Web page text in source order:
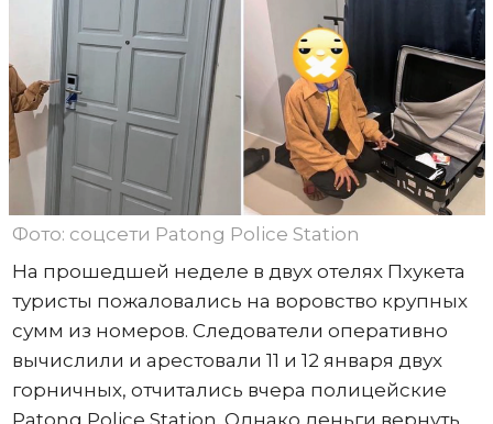
Фото: соцсети Patong Police Station
На прошедшей неделе в двух отелях Пхукета
туристы пожаловались на воровство крупных
сумм из номеров. Следователи оперативно
вычислили и арестовали 11 и 12 января двух
горничных, отчитались вчера полицейские
Patong Police Station. Однако деньги вернуть